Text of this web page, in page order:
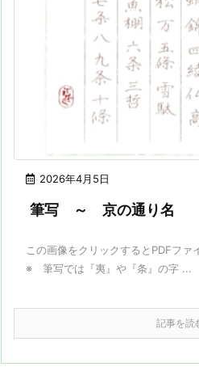
2026年4月5日
筆写 ～ 京の通り名
この画像をクリックするとPDFファ
※ 筆写では『夷』や『条』の字 ...
記事を読